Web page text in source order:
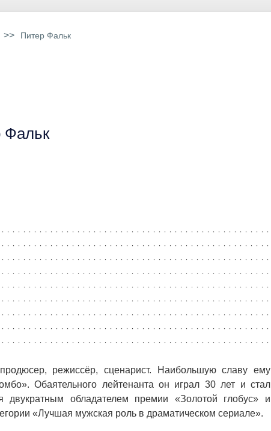
>> Питер Фальк
Фальк
режиссёр, сценарист. Наибольшую славу ему
Обаятельного лейтенанта он играл 30 лет и стал
двукратным обладателем премии «Золотой глобус» и
«Лучшая мужская роль в драматическом сериале».